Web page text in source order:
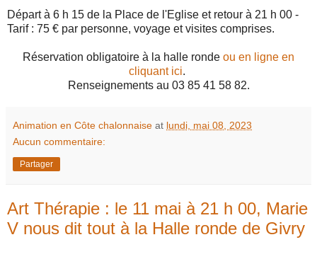
Départ à 6 h 15 de la Place de l'Eglise et retour à 21 h 00 -
Tarif : 75 € par personne, voyage et visites comprises.
Réservation obligatoire à la halle ronde ou en ligne en
cliquant ici.
Renseignements au 03 85 41 58 82.
Animation en Côte chalonnaise at lundi, mai 08, 2023
Aucun commentaire:
Partager
Art Thérapie : le 11 mai à 21 h 00, Marie
V nous dit tout à la Halle ronde de Givry